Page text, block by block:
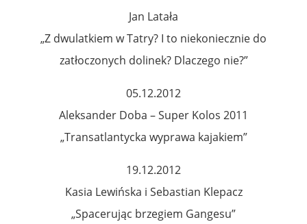
Jan Latała
„Z dwulatkiem w Tatry? I to niekoniecznie do
zatłoczonych dolinek? Dlaczego nie?”
05.12.2012
Aleksander Doba – Super Kolos 2011
„Transatlantycka wyprawa kajakiem”
19.12.2012
Kasia Lewińska i Sebastian Klepacz
„Spacerując brzegiem Gangesu”